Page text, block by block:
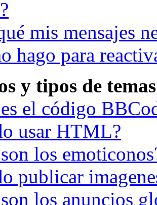
mis mensajes
hago para
y tipos de temas
el código
usar HTML?
los
publicar
los anuncios